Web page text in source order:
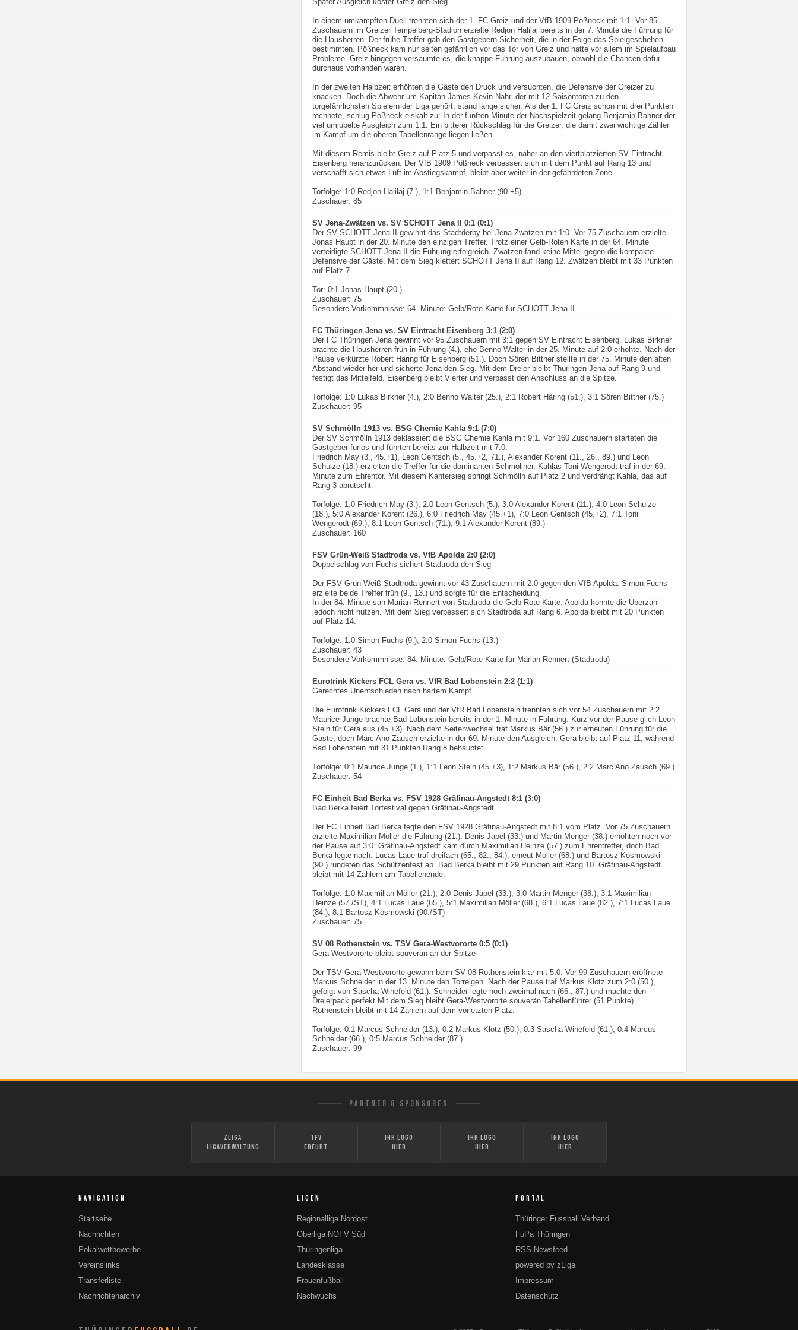
In einem umkämpften Duell trennten sich der 1. FC Greiz und der VfB 1909 Pößneck mit 1:1. Vor 85
Zuschauern im Greizer Tempelberg-Stadion erzielte Redjon Halilaj bereits in der 7. Minute die Führung für
die Hausherren. Der frühe Treffer gab den Gastgebern Sicherheit, die in der Folge das Spielgeschehen
bestimmten. Pößneck kam nur selten gefährlich vor das Tor von Greiz und hatte vor allem im Spielaufbau
Probleme. Greiz hingegen versäumte es, die knappe Führung auszubauen, obwohl die Chancen dafür
durchaus vorhanden waren.
In der zweiten Halbzeit erhöhten die Gäste den Druck und versuchten, die Defensive der Greizer zu
knacken. Doch die Abwehr um Kapitän James-Kevin Nahr, der mit 12 Saisontoren zu den
torgefährlichsten Spielern der Liga gehört, stand lange sicher. Als der 1. FC Greiz schon mit drei Punkten
rechnete, schlug Pößneck eiskalt zu: In der fünften Minute der Nachspielzeit gelang Benjamin Bahner der
viel umjubelte Ausgleich zum 1:1. Ein bitterer Rückschlag für die Greizer, die damit zwei wichtige Zähler
im Kampf um die oberen Tabellenränge liegen ließen.
Mit diesem Remis bleibt Greiz auf Platz 5 und verpasst es, näher an den viertplatzierten SV Eintracht
Eisenberg heranzurücken. Der VfB 1909 Pößneck verbessert sich mit dem Punkt auf Rang 13 und
verschafft sich etwas Luft im Abstiegskampf, bleibt aber weiter in der gefährdeten Zone.
Torfolge: 1:0 Redjon Halilaj (7.), 1:1 Benjamin Bahner (90.+5)
Zuschauer: 85
SV Jena-Zwätzen vs. SV SCHOTT Jena II 0:1 (0:1)
Der SV SCHOTT Jena II gewinnt das Stadtderby bei Jena-Zwätzen mit 1:0. Vor 75 Zuschauern erzielte
Jonas Haupt in der 20. Minute den einzigen Treffer. Trotz einer Gelb-Roten Karte in der 64. Minute
verteidigte SCHOTT Jena II die Führung erfolgreich. Zwätzen fand keine Mittel gegen die kompakte
Defensive der Gäste. Mit dem Sieg klettert SCHOTT Jena II auf Rang 12. Zwätzen bleibt mit 33 Punkten
auf Platz 7.
Tor: 0:1 Jonas Haupt (20.)
Zuschauer: 75
Besondere Vorkommnisse: 64. Minute: Gelb/Rote Karte für SCHOTT Jena II
FC Thüringen Jena vs. SV Eintracht Eisenberg 3:1 (2:0)
Der FC Thüringen Jena gewinnt vor 95 Zuschauern mit 3:1 gegen SV Eintracht Eisenberg. Lukas Birkner
brachte die Hausherren früh in Führung (4.), ehe Benno Walter in der 25. Minute auf 2:0 erhöhte. Nach der
Pause verkürzte Robert Häring für Eisenberg (51.). Doch Sören Bittner stellte in der 75. Minute den alten
Abstand wieder her und sicherte Jena den Sieg. Mit dem Dreier bleibt Thüringen Jena auf Rang 9 und
festigt das Mittelfeld. Eisenberg bleibt Vierter und verpasst den Anschluss an die Spitze.
Torfolge: 1:0 Lukas Birkner (4.), 2:0 Benno Walter (25.), 2:1 Robert Häring (51.), 3:1 Sören Bittner (75.)
Zuschauer: 95
SV Schmölln 1913 vs. BSG Chemie Kahla 9:1 (7:0)
Der SV Schmölln 1913 deklassiert die BSG Chemie Kahla mit 9:1. Vor 160 Zuschauern starteten die
Gastgeber furios und führten bereits zur Halbzeit mit 7:0.
Friedrich May (3., 45.+1), Leon Gentsch (5., 45.+2, 71.), Alexander Korent (11., 26., 89.) und Leon
Schulze (18.) erzielten die Treffer für die dominanten Schmöllner. Kahlas Toni Wengerodt traf in der 69.
Minute zum Ehrentor. Mit diesem Kantersieg springt Schmölln auf Platz 2 und verdrängt Kahla, das auf
Rang 3 abrutscht.
Torfolge: 1:0 Friedrich May (3.), 2:0 Leon Gentsch (5.), 3:0 Alexander Korent (11.), 4:0 Leon Schulze
(18.), 5:0 Alexander Korent (26.), 6:0 Friedrich May (45.+1), 7:0 Leon Gentsch (45.+2), 7:1 Toni
Wengerodt (69.), 8:1 Leon Gentsch (71.), 9:1 Alexander Korent (89.)
Zuschauer: 160
FSV Grün-Weiß Stadtroda vs. VfB Apolda 2:0 (2:0)
Doppelschlag von Fuchs sichert Stadtroda den Sieg
Der FSV Grün-Weiß Stadtroda gewinnt vor 43 Zuschauern mit 2:0 gegen den VfB Apolda. Simon Fuchs
erzielte beide Treffer früh (9., 13.) und sorgte für die Entscheidung.
In der 84. Minute sah Marian Rennert von Stadtroda die Gelb-Rote Karte. Apolda konnte die Überzahl
jedoch nicht nutzen. Mit dem Sieg verbessert sich Stadtroda auf Rang 6. Apolda bleibt mit 20 Punkten
auf Platz 14.
Torfolge: 1:0 Simon Fuchs (9.), 2:0 Simon Fuchs (13.)
Zuschauer: 43
Besondere Vorkommnisse: 84. Minute: Gelb/Rote Karte für Marian Rennert (Stadtroda)
Eurotrink Kickers FCL Gera vs. VfR Bad Lobenstein 2:2 (1:1)
Gerechtes Unentschieden nach hartem Kampf
Die Eurotrink Kickers FCL Gera und der VfR Bad Lobenstein trennten sich vor 54 Zuschauern mit 2:2.
Maurice Junge brachte Bad Lobenstein bereits in der 1. Minute in Führung. Kurz vor der Pause glich Leon
Stein für Gera aus (45.+3). Nach dem Seitenwechsel traf Markus Bär (56.) zur erneuten Führung für die
Gäste, doch Marc Ano Zausch erzielte in der 69. Minute den Ausgleich. Gera bleibt auf Platz 11, während
Bad Lobenstein mit 31 Punkten Rang 8 behauptet.
Torfolge: 0:1 Maurice Junge (1.), 1:1 Leon Stein (45.+3), 1:2 Markus Bär (56.), 2:2 Marc Ano Zausch (69.)
Zuschauer: 54
FC Einheit Bad Berka vs. FSV 1928 Gräfinau-Angstedt 8:1 (3:0)
Bad Berka feiert Torfestival gegen Gräfinau-Angstedt
Der FC Einheit Bad Berka fegte den FSV 1928 Gräfinau-Angstedt mit 8:1 vom Platz. Vor 75 Zuschauern
erzielte Maximilian Möller die Führung (21.). Denis Jäpel (33.) und Martin Menger (38.) erhöhten noch vor
der Pause auf 3:0. Gräfinau-Angstedt kam durch Maximilian Heinze (57.) zum Ehrentreffer, doch Bad
Berka legte nach: Lucas Laue traf dreifach (65., 82., 84.), erneut Möller (68.) und Bartosz Kosmowski
(90.) rundeten das Schützenfest ab. Bad Berka bleibt mit 29 Punkten auf Rang 10. Gräfinau-Angstedt
bleibt mit 14 Zählern am Tabellenende.
Torfolge: 1:0 Maximilian Möller (21.), 2:0 Denis Jäpel (33.), 3:0 Martin Menger (38.), 3:1 Maximilian
Heinze (57./ST), 4:1 Lucas Laue (65.), 5:1 Maximilian Möller (68.), 6:1 Lucas Laue (82.), 7:1 Lucas Laue
(84.), 8:1 Bartosz Kosmowski (90./ST)
Zuschauer: 75
SV 08 Rothenstein vs. TSV Gera-Westvororte 0:5 (0:1)
Gera-Westvororte bleibt souverän an der Spitze
Der TSV Gera-Westvororte gewann beim SV 08 Rothenstein klar mit 5:0. Vor 99 Zuschauern eröffnete
Marcus Schneider in der 13. Minute den Torreigen. Nach der Pause traf Markus Klotz zum 2:0 (50.),
gefolgt von Sascha Winefeld (61.). Schneider legte noch zweimal nach (66., 87.) und machte den
Dreierpack perfekt.Mit dem Sieg bleibt Gera-Westvororte souverän Tabellenführer (51 Punkte).
Rothenstein bleibt mit 14 Zählern auf dem vorletzten Platz.
Torfolge: 0:1 Marcus Schneider (13.), 0:2 Markus Klotz (50.), 0:3 Sascha Winefeld (61.), 0:4 Marcus
Schneider (66.), 0:5 Marcus Schneider (87.)
Zuschauer: 99
PARTNER & SPONSOREN
zLiga
Ligaverwaltung
TFV
Erfurt
Ihr Logo
hier
Ihr Logo
hier
Ihr Logo
hier
NAVIGATION
Startseite
Nachrichten
Pokalwettbewerbe
Vereinslinks
Transferliste
Nachrichtenarchiv
LIGEN
Regionalliga Nordost
Oberliga NOFV Süd
Thüringenliga
Landesklasse
Frauenfußball
Nachwuchs
PORTAL
Thüringer Fussball Verband
FuPa Thüringen
RSS-Newsfeed
powered by zLiga
Impressum
Datenschutz